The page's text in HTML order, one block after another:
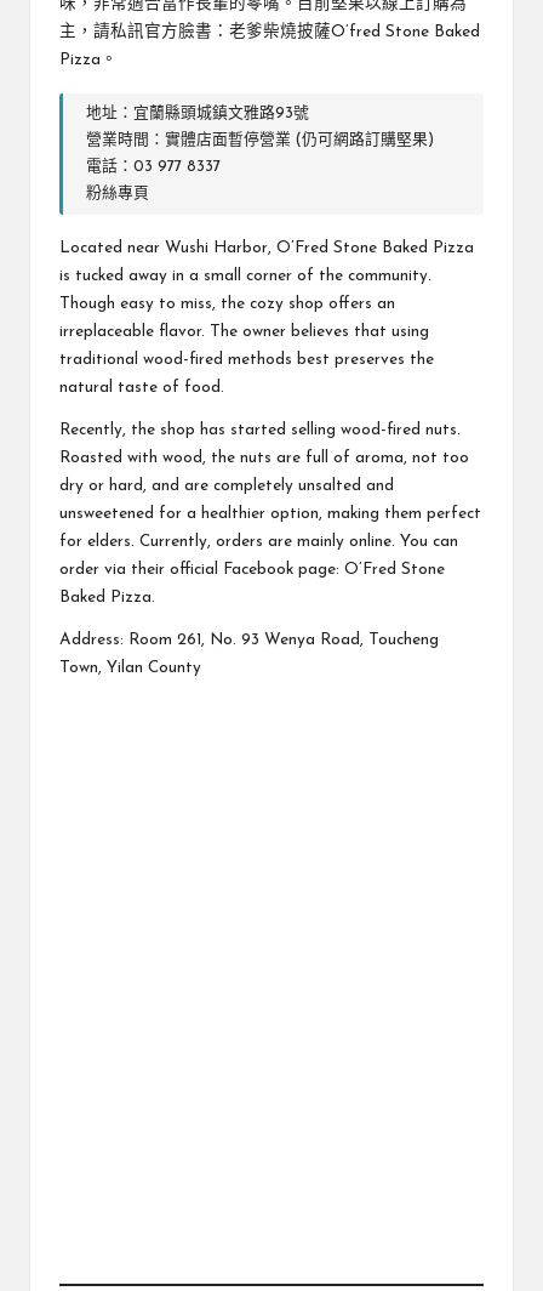
味，非常適合當作長輩的零嘴。目前堅果以線上訂購為
主，請私訊官方臉書：老爹柴燒披薩O’fred Stone Baked
Pizza。
地址：宜蘭縣頭城鎮文雅路93號
營業時間：實體店面暫停營業 (仍可網路訂購堅果)
電話：03 977 8337
粉絲專頁
Located near Wushi Harbor, O’Fred Stone Baked Pizza
is tucked away in a small corner of the community.
Though easy to miss, the cozy shop offers an
irreplaceable flavor. The owner believes that using
traditional wood-fired methods best preserves the
natural taste of food.
Recently, the shop has started selling wood-fired nuts.
Roasted with wood, the nuts are full of aroma, not too
dry or hard, and are completely unsalted and
unsweetened for a healthier option, making them perfect
for elders. Currently, orders are mainly online. You can
order via their official Facebook page: O’Fred Stone
Baked Pizza.
Address: Room 261, No. 93 Wenya Road, Toucheng
Town, Yilan County